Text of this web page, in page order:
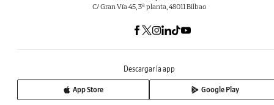
C/ Gran Vía 45, 3ª planta, 48011 Bilbao
Descargar la app
App Store Google Play